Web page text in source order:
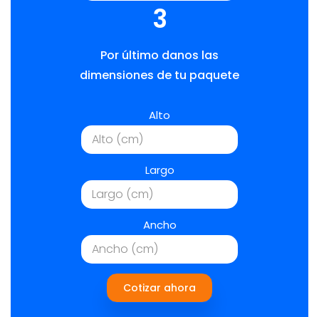
3
Por último danos las
dimensiones de tu paquete
Alto
Largo
Ancho
Cotizar ahora